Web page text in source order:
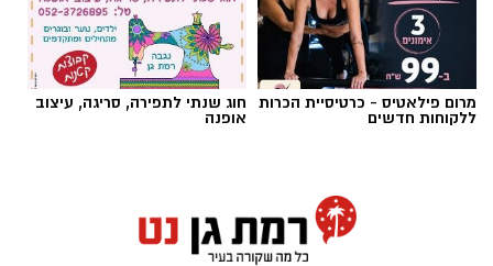
שירים שהפכו את הפוליטיקה הישראלית לפזמון
לא רק בקלפי: 6 שירים שהפכו את הפוליטיקה
מרום פילאטיס - כרטיסיית הכרות
ללקוחות חדשים
חוג שנתי לתפירה, סריגה, עיצוב
אופנה